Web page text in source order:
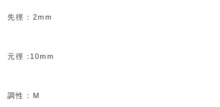
先徑 : 2mm
元徑 :10mm
調性 : M